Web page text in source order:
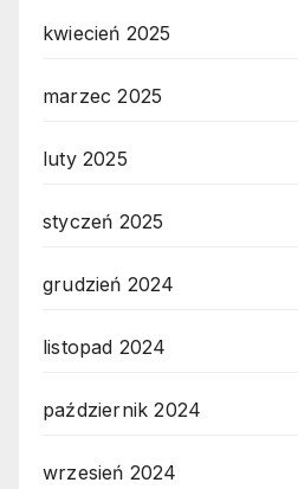
kwiecień 2025
marzec 2025
luty 2025
styczeń 2025
grudzień 2024
listopad 2024
październik 2024
wrzesień 2024